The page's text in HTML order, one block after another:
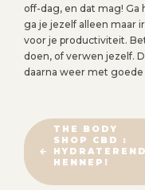
off-dag, en dat mag!
ga je jezelf alleen maar
voor je productiviteit.
doen, of verwen jezelf.
daarna weer met goede
B
E
R
THE BODY
SHOP CBD :
HENNEP!